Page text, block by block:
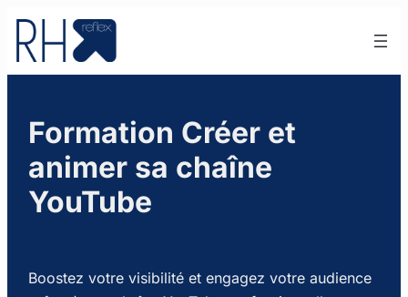
Aller
au
contenu
Formation Créer et
animer sa chaîne
YouTube
Boostez votre visibilité et engagez votre audience